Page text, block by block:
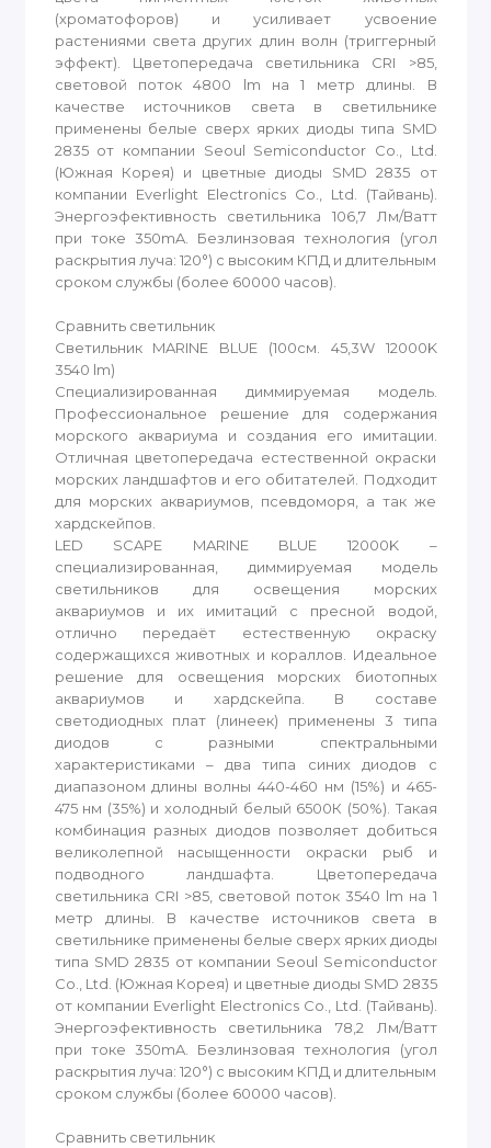
(хроматофоров) и усиливает усвоение
растениями света других длин волн (триггерный
эффект). Цветопередача светильника CRI >85,
световой поток 4800 lm на 1 метр длины. В
качестве источников света в светильнике
применены белые сверх ярких диоды типа SMD
2835 от компании Seoul Semiconductor Co., Ltd.
(Южная Корея) и цветные диоды SMD 2835 от
компании Everlight Electronics Co., Ltd. (Тайвань).
Энергоэфективность светильника 106,7 Лм/Ватт
при токе 350mA. Безлинзовая технология (угол
раскрытия луча: 120°) с высоким КПД и длительным
сроком службы (более 60000 часов).
Сравнить светильник
Светильник MARINE BLUE (100см. 45,3W 12000K
3540 lm)
Специализированная диммируемая модель.
Профессиональное решение для содержания
морского аквариума и создания его имитации.
Отличная цветопередача естественной окраски
морских ландшафтов и его обитателей. Подходит
для морских аквариумов, псевдоморя, а так же
хардскейпов.
LED SCAPE MARINE BLUE 12000K –
специализированная, диммируемая модель
светильников для освещения морских
аквариумов и их имитаций с пресной водой,
отлично передаёт естественную окраску
содержащихся животных и кораллов. Идеальное
решение для освещения морских биотопных
аквариумов и хардскейпа. В составе
светодиодных плат (линеек) применены 3 типа
диодов с разными спектральными
характеристиками – два типа синих диодов с
диапазоном длины волны 440-460 нм (15%) и 465-
475 нм (35%) и холодный белый 6500К (50%). Такая
комбинация разных диодов позволяет добиться
великолепной насыщенности окраски рыб и
подводного ландшафта. Цветопередача
светильника CRI >85, световой поток 3540 lm на 1
метр длины. В качестве источников света в
светильнике применены белые сверх ярких диоды
типа SMD 2835 от компании Seoul Semiconductor
Co., Ltd. (Южная Корея) и цветные диоды SMD 2835
от компании Everlight Electronics Co., Ltd. (Тайвань).
Энергоэфективность светильника 78,2 Лм/Ватт
при токе 350mA. Безлинзовая технология (угол
раскрытия луча: 120°) с высоким КПД и длительным
сроком службы (более 60000 часов).
Сравнить светильник